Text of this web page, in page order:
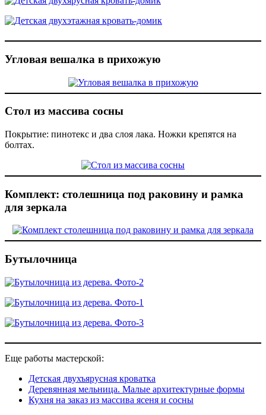
Угловая вешалка в прихожую
Стол из массива сосны
Покрытие: пинотекс и два слоя лака. Ножки крепятся на
болтах.
Комплект: столешница под раковину и рамка
для зеркала
Бутылочница
Еще работы мастерской:
Детская двухъярусная кроватка
Деревянная мельница. Малые архитектурные формы
Кухня на заказ из массива ясеня и сосны